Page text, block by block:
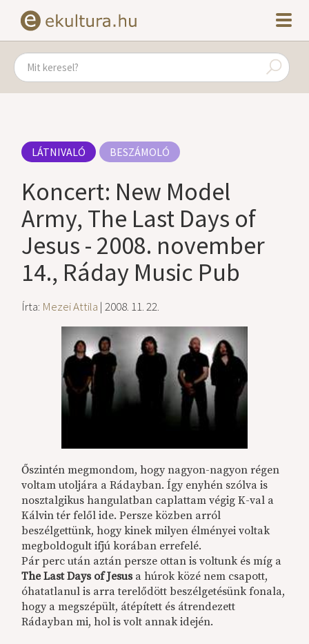
LÁTNIVALÓ BESZÁMOLÓ
Koncert: New Model
Army, The Last Days of
Jesus - 2008. november
14., Ráday Music Pub
Írta: Mezei Attila | 2008. 11. 22.
Őszintén megmondom, hogy nagyon-nagyon régen
voltam utoljára a Rádayban. Így enyhén szólva is
nosztalgikus hangulatban caplattam végig K-val a
Kálvin tér felől ide. Persze közben arról
beszélgettünk, hogy kinek milyen élményei voltak
megboldogult ifjú korában errefelé.
Pár perc után aztán persze ottan is voltunk és míg a
The Last Days of Jesusa húrok közé nem csapott,
óhatatlanul is arra terelődött beszélgetésünk fonala,
hogy a megszépült, átépített és átrendezett
Rádayban mi, hol is volt annak idején.